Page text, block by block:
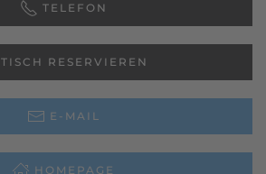
TELEFON
TISCH RESERVIEREN
E-MAIL
HOMEPAGE